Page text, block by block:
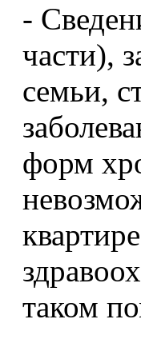
-
части),
семьи,
форм
таком